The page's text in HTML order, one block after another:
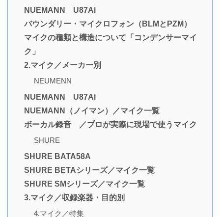
NUEMANN U87Ai
バウンダリー・マイクロフォン（BLMとPZM）
マイクの種類と構造について「コンデンサーマイ
ク」
2.マイク／メーカー別
NEUMENN
NUEMANN U87Ai
NUEMANN（ノイマン）／マイク一覧
ボーカル録音 ／プロが実際に現場で使うマイク
SHURE
SHURE BATA58A
SHURE BETAシリーズ／マイク一覧
SHURE SMシリーズ／マイク一覧
3.マイク／収録楽器・目的別
4.マイク／特集